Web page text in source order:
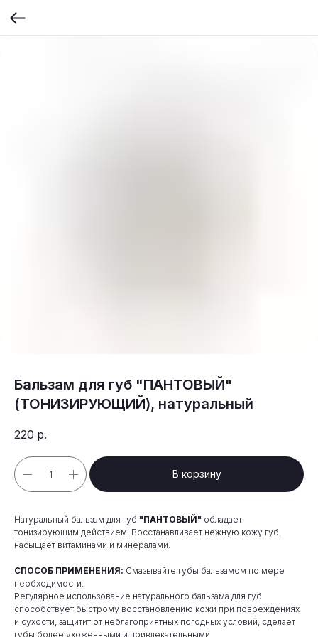
Бальзам для губ "ПАНТОВЫЙ"
(ТОНИЗИРУЮЩИЙ), натуральный
220 р.
В корзину
Натуральный бальзам для губ "ПАНТОВЫЙ" обладает
тонизирующим действием. Восстанавливает нежную кожу губ,
насыщает витаминами и минералами.
СПОСОБ ПРИМЕНЕНИЯ: Смазывайте губы бальзамом по мере
необходимости.
Регулярное использование натурального бальзама для губ
способствует быстрому восстановлению кожи при повреждениях
и сухости, защитит от неблагоприятных погодных условий, сделает
губы более ухоженными и привлекательными.